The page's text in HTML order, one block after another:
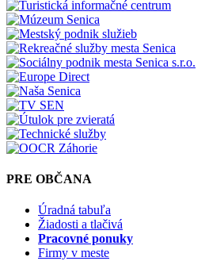
PRE OBČANA
Úradná tabuľa
Žiadosti a tlačivá
Pracovné ponuky
Firmy v meste